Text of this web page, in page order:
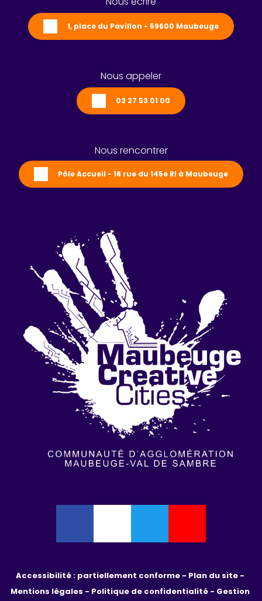
1, place du Pavillon - 59600 Maubeuge
Nous appeler
03 27 53 01 00
Nous rencontrer
Pôle Accueil - 18 rue du 145e RI à Maubeuge
Accessibilité : partiellement conforme -
Mentions légales - Politique de confidentialité - Gestion